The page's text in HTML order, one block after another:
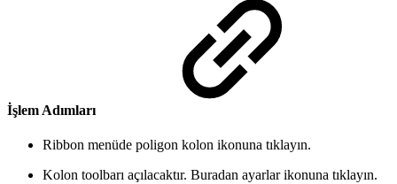
İşlem Adımları
Ribbon menüde poligon kolon ikonuna tıklayın.
Kolon toolbarı açılacaktır. Buradan ayarlar ikonuna tıklayın.